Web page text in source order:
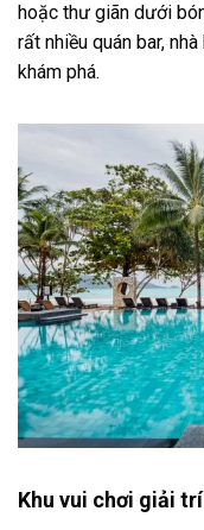
hoặc thư giãn dưới
rất nhiều quán bar,
khám phá.
Khu vui chơi giải